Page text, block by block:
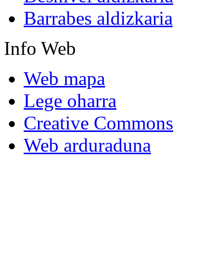
Barrabes aldizkaria
Info Web
Web mapa
Lege oharra
Creative Commons
Web arduraduna